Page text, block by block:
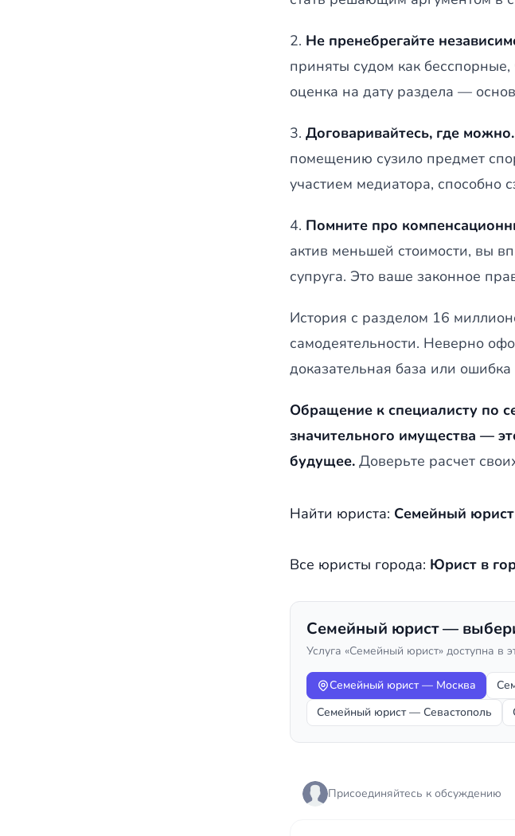
2. Не пренебрегайте
приняты судом как
оценка на дату раздела —
3. Договаривайтесь, где можно.
помещению сузило предмет
участием медиатора, способно
4. Помните про
актив меньшей стоимости, вы
супруга. Это ваше законное
История с разделом 16
самодеятельности. Неверно
доказательная база или
Обращение к специалисту по
значительного имущества —
будущее. Доверьте расчет
Найти юриста: Семейный
Все юристы города: Юрист в
Семейный юрист —
Услуга «Семейный юрист» доступна в
Семейный юрист — Москва
Семейный юрист — Севастополь
Присоединяйтесь к обсуждению